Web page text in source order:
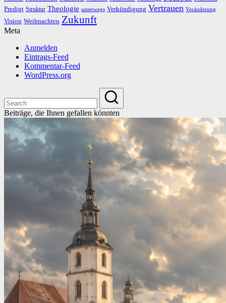
Predigt Struktur Theologie unterwegs Verkündigung Vertrauen Veränderung
Vision Weihnachten Zukunft
Meta
Anmelden
Eintrags-Feed
Kommentar-Feed
WordPress.org
Beiträge, die Ihnen gefallen könnten